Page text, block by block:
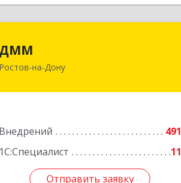
ДММ
Ростов-на-Дону
Внедрений
491
1С:Специалист
11
Отправить заявку
344002, Ростовская обл, Ростов-на-
Подробнее
Отправить заявку